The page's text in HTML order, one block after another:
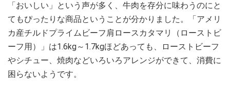
「おいしい」という声が多く、牛肉を存分に味わうのにと
てもぴったりな商品ということが分かりました。「アメリ
カ産チルドプライムビーフ肩ロースカタマリ（ローストビ
ーフ用）」は1.6kg～1.7kgほどあっても、ローストビーフ
やシチュー、焼肉などいろいろアレンジができて、消費に
困らないようです。